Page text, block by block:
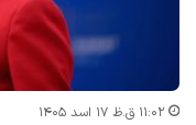
۱۱:۰۲ ق.ظ ۱۷ اسد ۱۴۰۵